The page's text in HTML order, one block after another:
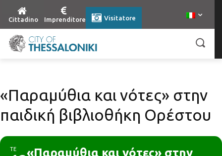
Cittadino Imprenditore Visitatore
«Παραμύθια και νότες» στην
παιδική βιβλιοθήκη Ορέστου
ΤΕ
«Παραμύθια και νότες» στην